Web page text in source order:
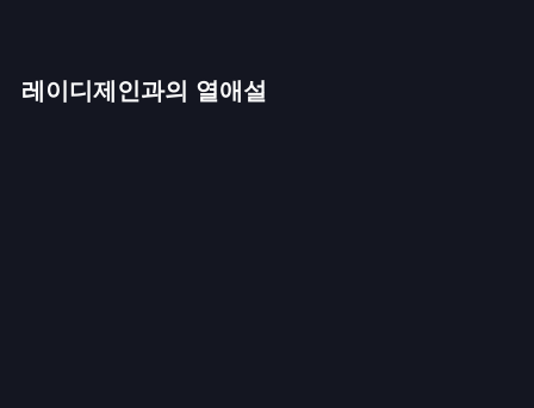
레이디제인과의 열애설